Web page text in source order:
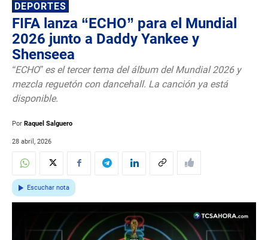
DEPORTES
FIFA lanza “ECHO” para el Mundial
2026 junto a Daddy Yankee y
Shenseea
“ECHO” es el tercer tema del álbum del Mundial 2026 y
mezcla reguetón con dancehall. La canción ya está
disponible.
Por Raquel Salguero
28 abril, 2026
Escuchar nota